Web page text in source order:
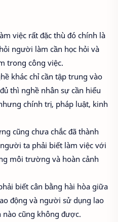
việc rất đặc thù đó chính là
người làm cần học hỏi và
trong công việc.
khác chỉ cần tập trung vào
thì nghề nhân sự cần hiểu
chính trị, pháp luật, kinh
cũng chưa chắc đã thành
ta phải biết làm việc với
môi trường và hoàn cảnh
biết cân bằng hài hòa giữa
động và người sử dụng lao
cũng không được.